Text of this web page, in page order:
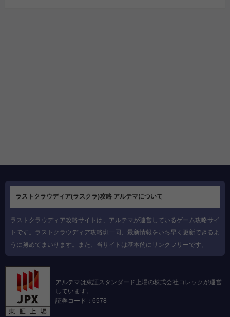
ラストクラウディア(ラスクラ)攻略 アルテマについて
ラストクラウディア攻略サイトは、アルテマが運営しているゲーム攻略サイ
トです。ラストクラウディア攻略班一同、最新情報をいち早く更新できるよ
うに努めてまいります。また、当サイトは基本的にリンクフリーです。
アルテマは東証スタンダード上場の株式会社コレックが運営
しています。
証券コード：6578